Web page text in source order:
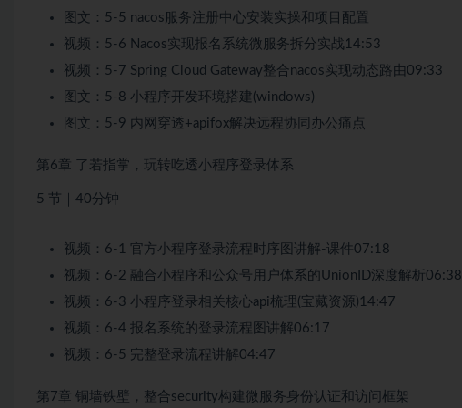
图文：5-5 nacos服务注册中心安装实操和项目配置
视频：5-6 Nacos实现报名系统微服务拆分实战14:53
视频：5-7 Spring Cloud Gateway整合nacos实现动态路由09:33
图文：5-8 小程序开发环境搭建(windows)
图文：5-9 内网穿透+apifox解决远程协同办公痛点
第6章 了若指掌，玩转吃透小程序登录体系
5 节｜40分钟
视频：6-1 官方小程序登录流程时序图讲解-课件07:18
视频：6-2 融合小程序和公众号用户体系的UnionID深度解析06:38
视频：6-3 小程序登录相关核心api梳理(宝藏资源)14:47
视频：6-4 报名系统的登录流程图讲解06:17
视频：6-5 完整登录流程讲解04:47
第7章 铜墙铁壁，整合security构建微服务身份认证和访问框架